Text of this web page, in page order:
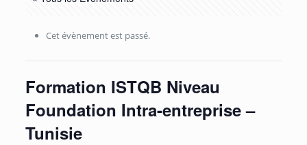
Cet évènement est passé.
Formation ISTQB Niveau
Foundation Intra-entreprise –
Tunisie